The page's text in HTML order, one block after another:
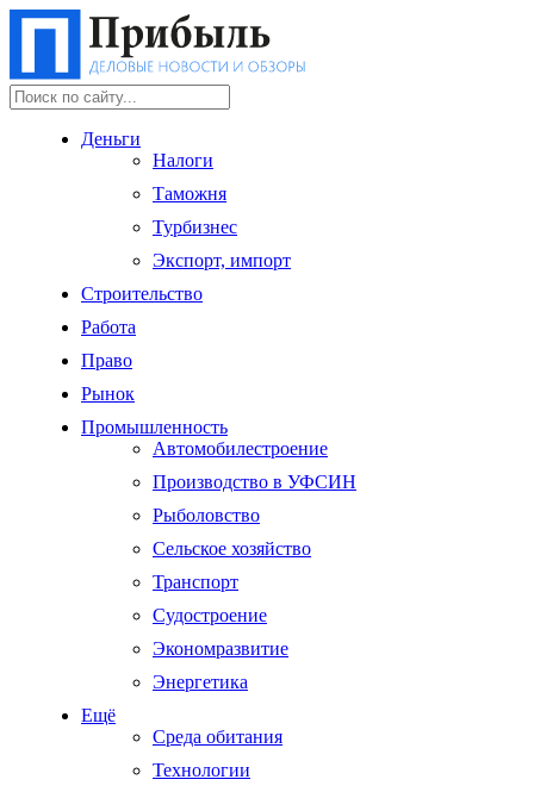
Деньги
Налоги
Таможня
Турбизнес
Экспорт, импорт
Строительство
Работа
Право
Рынок
Промышленность
Автомобилестроение
Производство в УФСИН
Рыболовство
Сельское хозяйство
Транспорт
Судостроение
Экономразвитие
Энергетика
Ещё
Среда обитания
Технологии